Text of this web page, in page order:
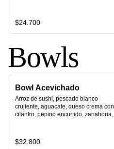
$24.700
Bowls
Bowl Acevichado
Arroz de sushi, pescado blanco
crujiente, aguacate, queso crema con
cilantro, pepino encurtido, zanahoria,
$32.800